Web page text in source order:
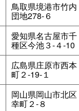
鳥取県境港市竹内
団地278-６
愛知県名古屋市千
種区今池３‐４‐10
広島県庄原市西本
町２‐19‐１
岡山県岡山市北区
幸町２‐８